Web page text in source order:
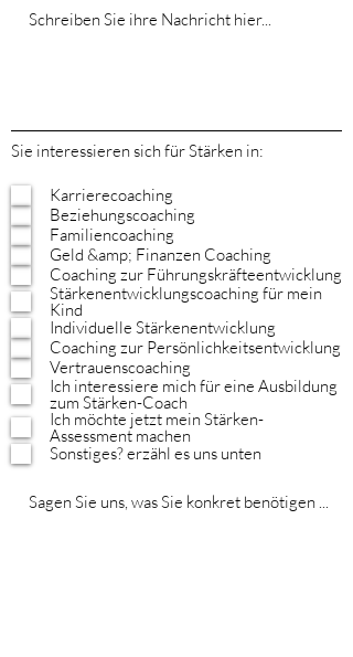
Sie interessieren sich für Stärken in:
Karrierecoaching
Beziehungscoaching
Familiencoaching
Geld &amp; Finanzen Coaching
Coaching zur Führungskräfteentwicklung
Stärkenentwicklungscoaching für mein
Kind
Individuelle Stärkenentwicklung
Coaching zur Persönlichkeitsentwicklung
Vertrauenscoaching
Ich interessiere mich für eine Ausbildung
zum Stärken-Coach
Ich möchte jetzt mein Stärken-
Assessment machen
Sonstiges? erzähl es uns unten